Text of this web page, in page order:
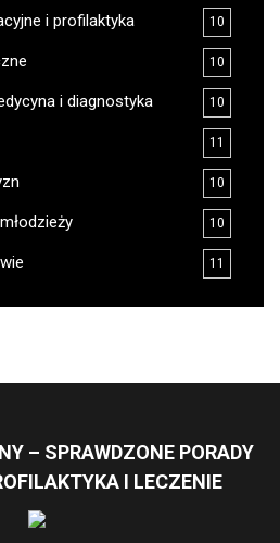
i profilaktyka 10
10
i diagnostyka 10
11
10
10
11
– SPRAWDZONE PORADY
I LECZENIE